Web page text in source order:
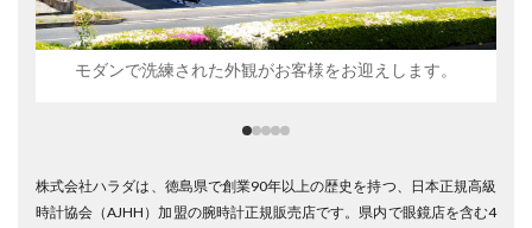
モダンで洗練された外観がお客様をお迎えします。
株式会社ハラダは、徳島県で創業90年以上の歴史を持つ、日本正規高級
時計協会（AJHH）加盟の腕時計正規販売店です。県内で眼鏡店を含む4